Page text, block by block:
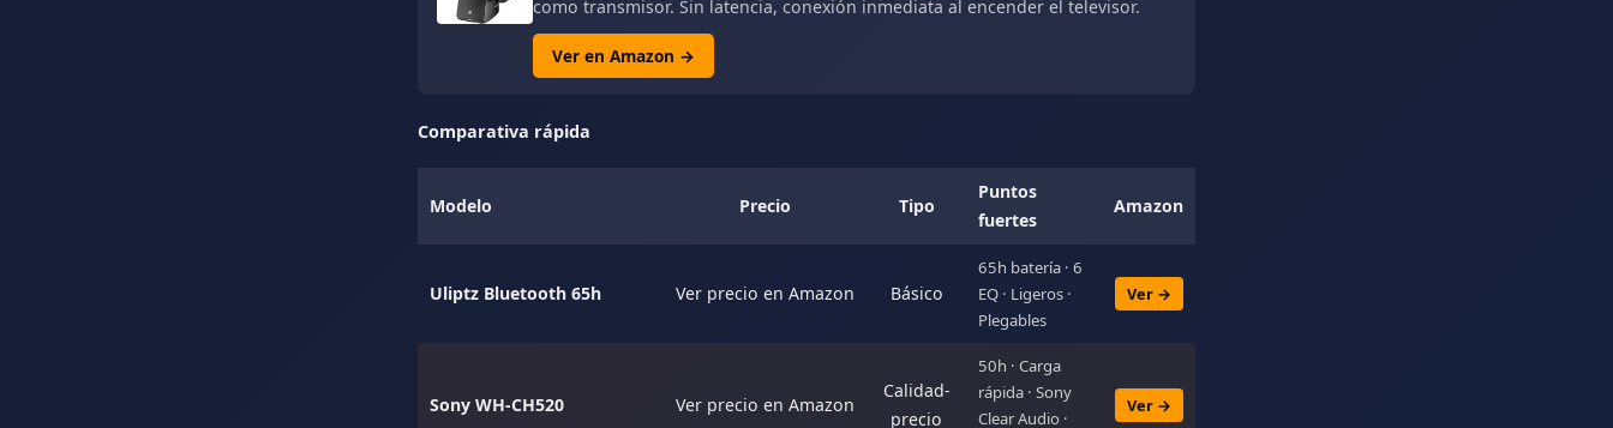
como transmisor. Sin latencia, conexión inmediata al encender el televisor.
Ver en Amazon →
Comparativa rápida
Modelo Precio Tipo
Puntos
fuertes
Amazon
Uliptz Bluetooth 65h Ver precio en Amazon Básico
65h batería · 6
EQ · Ligeros ·
Plegables
Ver →
Sony WH-CH520 Ver precio en Amazon
Calidad-
precio
50h · Carga
rápida · Sony
Clear Audio ·
Ver →